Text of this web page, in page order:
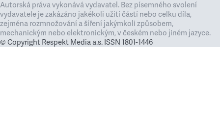
Autorská práva vykonává vydavatel. Bez písemného svolení
vydavatele je zakázáno jakékoli užití částí nebo celku díla,
zejména rozmnožování a šíření jakýmkoli způsobem,
mechanickým nebo elektronickým, v českém nebo jiném jazyce.
© Copyright Respekt Media a.s. ISSN 1801-1446